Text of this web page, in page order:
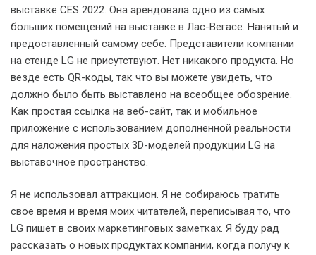
выставке CES 2022. Она арендовала одно из самых
больших помещений на выставке в Лас-Вегасе. Нанятый и
предоставленный самому себе. Представители компании
на стенде LG не присутствуют. Нет никакого продукта. Но
везде есть QR-коды, так что вы можете увидеть, что
должно было быть выставлено на всеобщее обозрение.
Как простая ссылка на веб-сайт, так и мобильное
приложение с использованием дополненной реальности
для наложения простых 3D-моделей продукции LG на
выставочное пространство.
Я не использовал аттракцион. Я не собираюсь тратить
свое время и время моих читателей, переписывая то, что
LG пишет в своих маркетинговых заметках. Я буду рад
рассказать о новых продуктах компании, когда получу к